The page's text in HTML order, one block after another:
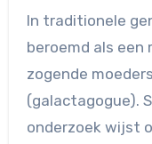
In traditionele
beroemd als een
zogende
(galactagogue).
onderzoek wijst